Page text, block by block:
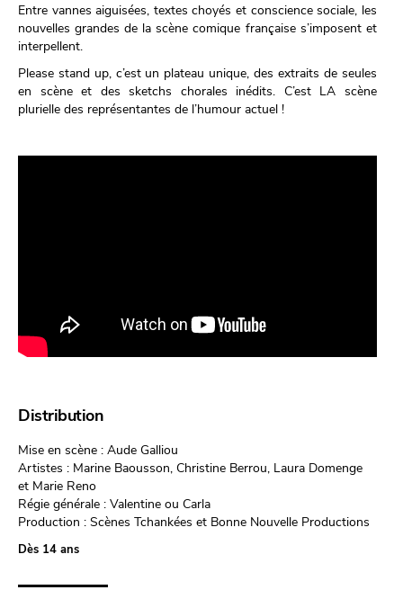
Entre vannes aiguisées, textes choyés et conscience sociale, les
nouvelles grandes de la scène comique française s’imposent et
interpellent.
Please stand up, c’est un plateau unique, des extraits de seules
en scène et des sketchs chorales inédits. C’est LA scène
plurielle des représentantes de l’humour actuel !
Distribution
Mise en scène : Aude Galliou
Artistes : Marine Baousson, Christine Berrou, Laura Domenge
et Marie Reno
Régie générale : Valentine ou Carla
Production : Scènes Tchankées et Bonne Nouvelle Productions
Dès 14 ans